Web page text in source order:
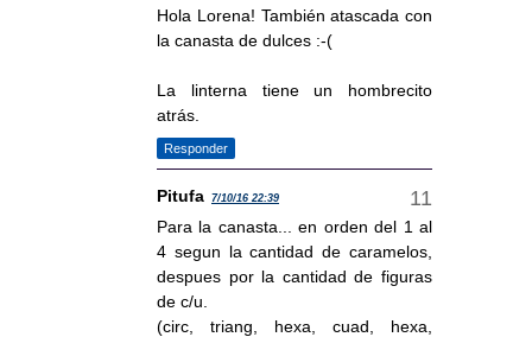
Hola Lorena! También atascada con
la canasta de dulces :-(
La linterna tiene un hombrecito
atrás.
Responder
Pitufa 7/10/16 22:39
Para la canasta... en orden del 1 al
4 segun la cantidad de caramelos,
despues por la cantidad de figuras
de c/u.
(circ, triang, hexa, cuad, hexa,